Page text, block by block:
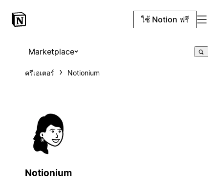
ใช้ Notion ฟรี
Marketplace
ครีเอเตอร์ Notionium
Notionium